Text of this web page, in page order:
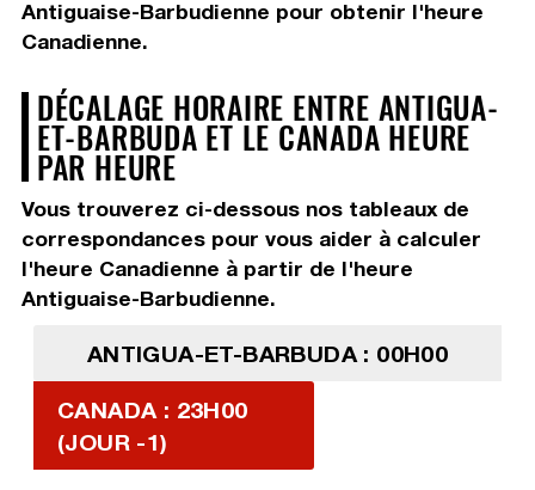
Antiguaise-Barbudienne pour obtenir l'heure
Canadienne.
DÉCALAGE HORAIRE ENTRE ANTIGUA-
ET-BARBUDA ET LE CANADA HEURE
PAR HEURE
Vous trouverez ci-dessous nos tableaux de
correspondances pour vous aider à calculer
l'heure Canadienne à partir de l'heure
Antiguaise-Barbudienne.
ANTIGUA-ET-BARBUDA : 00H00
CANADA : 23H00
(JOUR -1)